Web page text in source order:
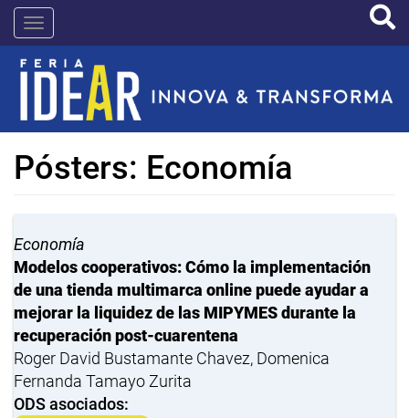
Pasar
contenido
principal
IDEAR
Pósters: Economía
Economía
Modelos cooperativos: Cómo la implementación
de una tienda multimarca online puede ayudar a
mejorar la liquidez de las MIPYMES durante la
recuperación post-cuarentena
Roger David Bustamante Chavez, Domenica
Fernanda Tamayo Zurita
ODS asociados: